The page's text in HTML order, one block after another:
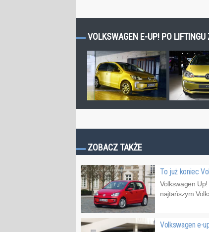
VOLKSWAGEN E-UP! PO
ZOBACZ TAKŻE
To już koniec
Volkswagen
najtańszym
Volkswagen e-